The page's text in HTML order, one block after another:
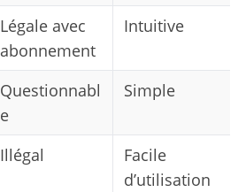
Légale avec
abonnement
Intuitive
Questionnabl
e
Simple
Illégal
Facile
d’utilisation